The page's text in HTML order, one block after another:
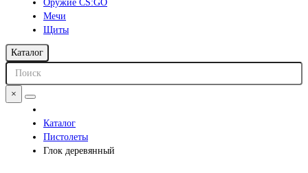
Оружие CS:GO
Мечи
Щиты
Каталог
×
Каталог
Пистолеты
Глок деревянный